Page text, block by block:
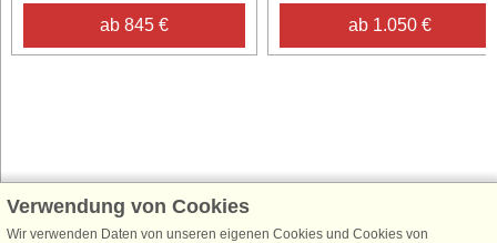
ab 845 € ab 1.050 €
Schließen Sie sich 100.000 Ferienhaus-Fans an
Verwendung von Cookies
Wir verwenden Daten von unseren eigenen Cookies und Cookies von